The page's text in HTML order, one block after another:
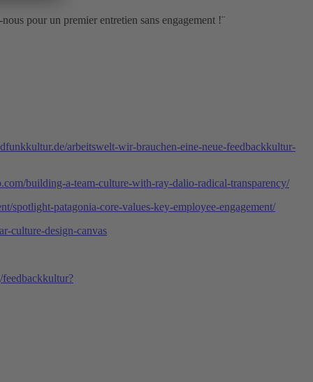
pour un premier entretien sans engagement !¨
arbeitswelt-wir-brauchen-eine-neue-feedbackkultur-
building-a-team-culture-with-ray-dalio-radical-transparency/
spotlight-patagonia-core-values-key-employee-engagement/
culture-design-canvas